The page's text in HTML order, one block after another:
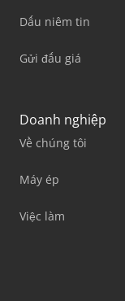
Dấu niêm tin
Gửi đấu giá
Doanh nghiệp
Về chúng tôi
Máy ép
Việc làm